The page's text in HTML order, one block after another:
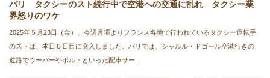
パリ タクシーのスト続行中で空港への交通に乱れ タクシー業
界怒りのワケ
2025年５月23日（金）、今週月曜よりフランス各地で行われているタクシー運転手
のストは、本日５日目に突入しました。パリでは、シャルル・ドゴール空港行きの
道路でウーバーやボルトといった配車サー...